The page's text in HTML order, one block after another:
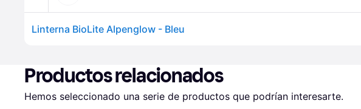
Linterna BioLite Alpenglow - Bleu
Productos relacionados
Hemos seleccionado una serie de productos que podrían interesarte.